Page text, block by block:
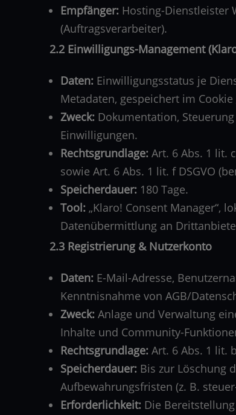
Empfänger: Hosting-Dienstleister
(Auftragsverarbeiter).
2.2 Einwilligungs-Management
Daten: Einwilligungsstatus je
Metadaten, gespeichert im Cookie
Zweck: Dokumentation,
Einwilligungen.
Rechtsgrundlage: Art. 6 Abs. 1 lit.
sowie Art. 6 Abs. 1 lit. f DSGVO
Speicherdauer: 180 Tage.
Tool: „Klaro! Consent Manager“,
Datenübermittlung an
2.3 Registrierung & Nutzerkonto
Daten: E-Mail-Adresse,
Kenntnisnahme von AGB/
Zweck: Anlage und Verwaltung
Inhalte und Community-
Rechtsgrundlage: Art. 6 Abs. 1 lit.
Speicherdauer: Bis zur Löschung
Aufbewahrungsfristen (z. B.
Erforderlichkeit: Die